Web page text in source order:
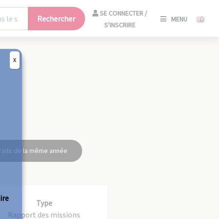
Rechercher
SE CONNECTER /
S'INSCRIRE
MENU
de la même année
Type
Rapport des missions
X